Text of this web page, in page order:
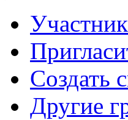
Создать
Другие